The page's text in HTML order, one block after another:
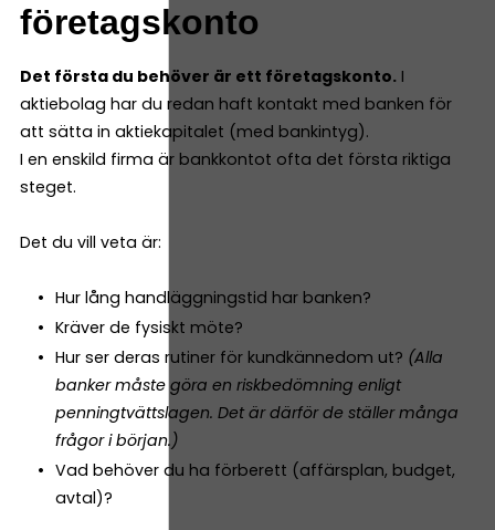
företagskonto
Det första du behöver är ett företagskonto. I
aktiebolag har du redan haft kontakt med banken för
att sätta in aktiekapitalet (med bankintyg).
I en enskild firma är bankkontot ofta det första riktiga
steget.
Det du vill veta är:
Hur lång handläggningstid har banken?
Kräver de fysiskt möte?
Hur ser deras rutiner för kundkännedom ut? (Alla
banker måste göra en riskbedömning enligt
penningtvättslagen. Det är därför de ställer många
frågor i början.)
Vad behöver du ha förberett (affärsplan, budget,
avtal)?